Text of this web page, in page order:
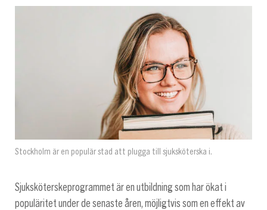
Stockholm är en populär stad att plugga till sjuksköterska i.
Sjuksköterskeprogrammet är en utbildning som har ökat i
populäritet under de senaste åren, möjligtvis som en effekt av